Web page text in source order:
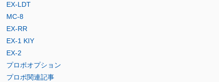
EX-LDT
MC-8
EX-RR
EX-1 KIY
EX-2
プロポオプション
プロポ関連記事